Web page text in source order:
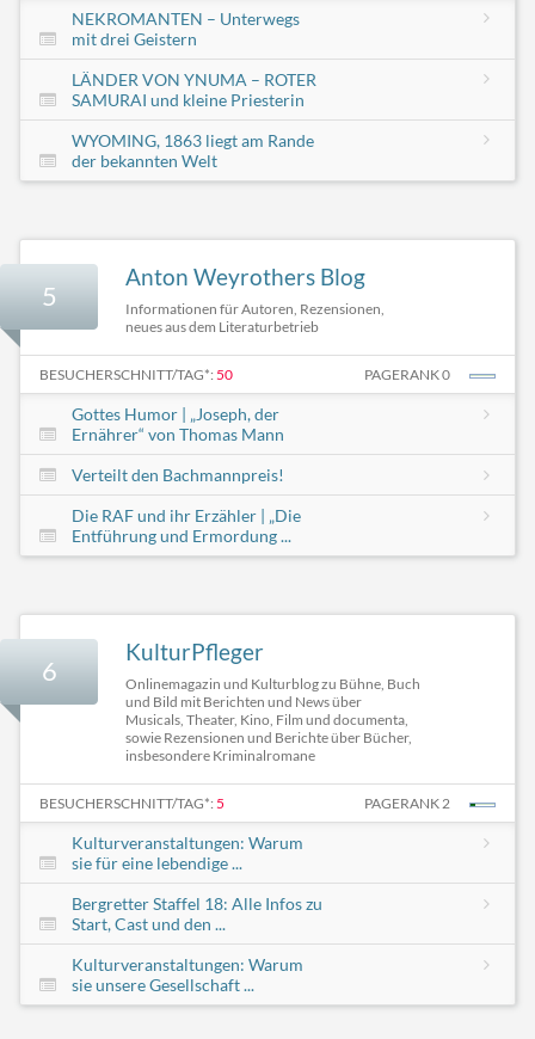
NEKROMANTEN – Unterwegs
mit drei Geistern
LÄNDER VON YNUMA – ROTER
SAMURAI und kleine Priesterin
WYOMING, 1863 liegt am Rande
der bekannten Welt
5
Anton Weyrothers Blog
Informationen für Autoren, Rezensionen,
neues aus dem Literaturbetrieb
BESUCHERSCHNITT/TAG*: 50 PAGERANK 0
Gottes Humor | „Joseph, der
Ernährer“ von Thomas Mann
Verteilt den Bachmannpreis!
Die RAF und ihr Erzähler | „Die
Entführung und Ermordung ...
6
KulturPfleger
Onlinemagazin und Kulturblog zu Bühne, Buch
und Bild mit Berichten und News über
Musicals, Theater, Kino, Film und documenta,
sowie Rezensionen und Berichte über Bücher,
insbesondere Kriminalromane
BESUCHERSCHNITT/TAG*: 5 PAGERANK 2
Kulturveranstaltungen: Warum
sie für eine lebendige ...
Bergretter Staffel 18: Alle Infos zu
Start, Cast und den ...
Kulturveranstaltungen: Warum
sie unsere Gesellschaft ...